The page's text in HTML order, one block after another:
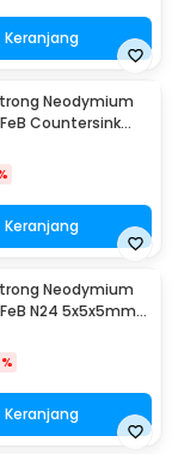
Keranjang
Neodymium
Countersink
5 PCS - D21
Keranjang
Neodymium
N24 5x5x5mm
Keranjang